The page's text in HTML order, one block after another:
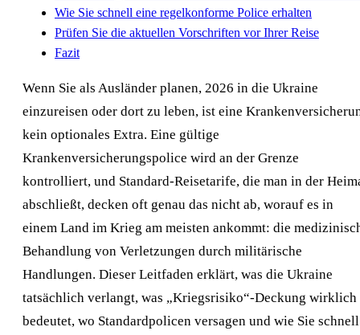
Wie Sie schnell eine regelkonforme Police erhalten
Prüfen Sie die aktuellen Vorschriften vor Ihrer Reise
Fazit
Wenn Sie als Ausländer planen, 2026 in die Ukraine
einzureisen oder dort zu leben, ist eine
kein optionales Extra. Eine gültige
Krankenversicherungspolice wird an der Grenze
kontrolliert, und Standard-Reisetarife, die man in der
abschließt, decken oft genau das nicht ab, worauf es in
einem Land im Krieg am meisten ankommt: die
Behandlung von Verletzungen durch militärische
Handlungen. Dieser Leitfaden erklärt, was die Ukraine
tatsächlich verlangt, was „Kriegsrisiko“-Deckung wirklich
bedeutet, wo Standardpolicen versagen und wie Sie schnell